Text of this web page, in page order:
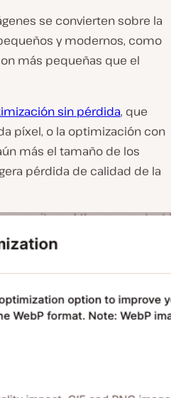
se convierten sobre la
y modernos, como
más pequeñas que el
sin pérdida, que
píxel, o la optimización con
más el tamaño de los
pérdida de calidad de la